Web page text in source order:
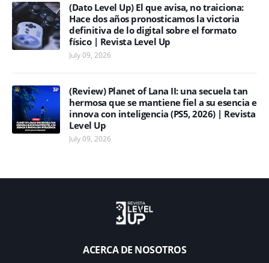
(Dato Level Up) El que avisa, no traiciona:
Hace dos años pronosticamos la victoria
definitiva de lo digital sobre el formato
físico | Revista Level Up
July 09, 2026
(Review) Planet of Lana II: una secuela tan
hermosa que se mantiene fiel a su esencia e
innova con inteligencia (PS5, 2026) | Revista
Level Up
July 09, 2026
ACERCA DE NOSOTROS